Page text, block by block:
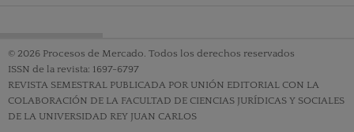
© 2026 Procesos de Mercado. Todos los derechos reservados
ISSN de la revista: 1697-6797
REVISTA SEMESTRAL PUBLICADA POR UNIÓN EDITORIAL CON LA
COLABORACIÓN DE LA FACULTAD DE CIENCIAS JURÍDICAS Y SOCIALES
DE LA UNIVERSIDAD REY JUAN CARLOS